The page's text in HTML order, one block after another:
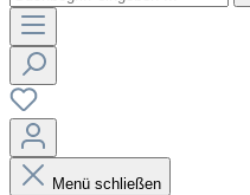
Menü schließen